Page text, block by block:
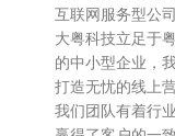
互联网服务型公司
大粤科技立足于
的中小型企业，
打造无忧的线上
我们团队有着行